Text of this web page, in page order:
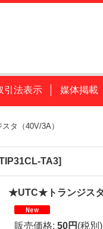
引法表示 媒体掲載
タ（40V/3A）
TA3]
★UTC★トランジス
販売価格: 50円 (税別)